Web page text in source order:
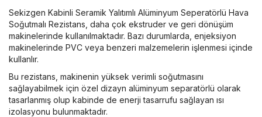
Sekizgen Kabinli Seramik Yalıtımlı Alüminyum Seperatörlü Hava
Soğutmalı Rezistans, daha çok ekstruder ve geri dönüşüm
makinelerinde kullanılmaktadır. Bazı durumlarda, enjeksiyon
makinelerinde PVC veya benzeri malzemelerin işlenmesi içinde
kullanlır.
Bu rezistans, makinenin yüksek verimli soğutmasını
sağlayabilmek için özel dizayn alüminyum separatörlü olarak
tasarlanmış olup kabinde de enerji tasarrufu sağlayan ısı
izolasyonu bulunmaktadır.